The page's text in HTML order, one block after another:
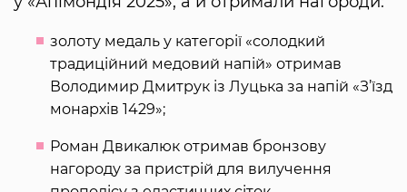
золоту медаль у категорії «солодкий
традиційний медовий напій» отримав
Володимир Дмитрук із Луцька за напій «З’їзд
монархів 1429»;
Роман Двикалюк отримав бронзову
нагороду за пристрій для вилучення